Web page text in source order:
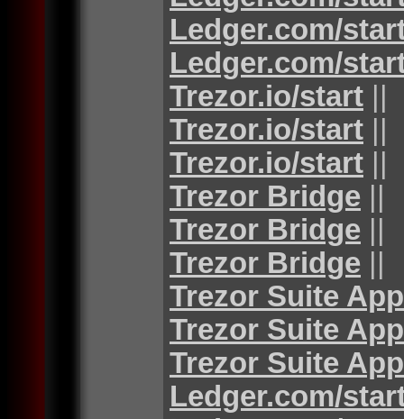
Ledger.com/
Ledger.com/
Trezor.io/start ||
Trezor.io/start ||
Trezor.io/start ||
Trezor Bridge ||
Trezor Bridge ||
Trezor Bridge ||
Trezor Suite App
Trezor Suite App
Trezor Suite App
Ledger.com/